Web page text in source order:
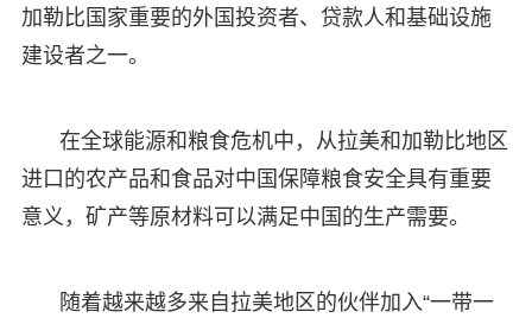
加勒比国家重要的外国投资者、贷款人和基础设施
建设者之一。
在全球能源和粮食危机中，从拉美和加勒比地区
进口的农产品和食品对中国保障粮食安全具有重要
意义，矿产等原材料可以满足中国的生产需要。
随着越来越多来自拉美地区的伙伴加入“一带一